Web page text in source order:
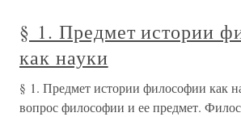
§ 1. Предмет истории
как науки
§ 1. Предмет истории философии как
вопрос философии и ее предмет.